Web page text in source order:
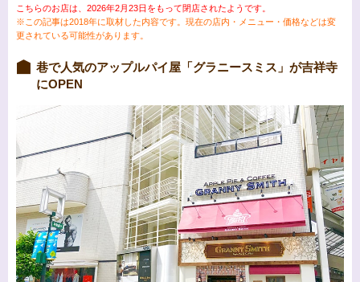
こちらのお店は、2026年2月23日をもって閉店されたようです。
※この記事は2018年に取材した内容です。現在の店内・メニュー・価格などは変
更されている可能性があります。
巷で人気のアップルパイ屋「グラニースミス」が吉祥寺
にOPEN